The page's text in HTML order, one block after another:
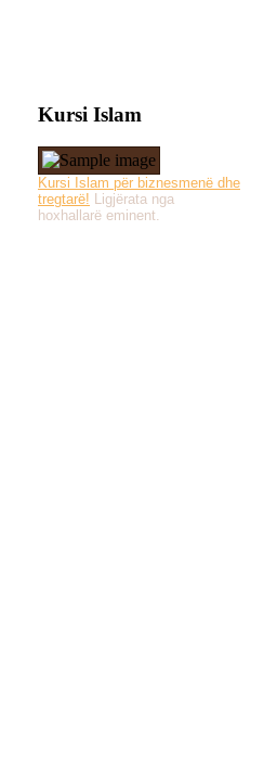
Kursi Islam
Kursi Islam për biznesmenë dhe
tregtarë! Ligjërata nga
hoxhallarë eminent.